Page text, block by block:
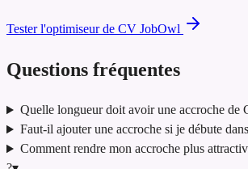
Tester l'optimiseur de CV JobOwl
Questions fréquentes
Quelle longueur doit avoir une accroche de
Faut-il ajouter une accroche si je débute
Comment rendre mon accroche plus